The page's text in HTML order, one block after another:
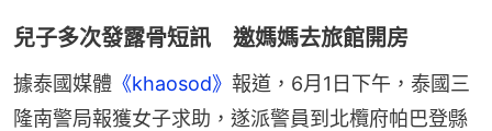
兒子多次發露骨短訊 邀媽媽去旅館開房
據泰國媒體 《khaosod》 報道，6月1日下午，泰國三
隆南警局報獲女子求助，遂派警員到北欖府帕巴登縣